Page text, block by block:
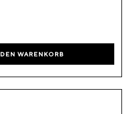
WARENKORB